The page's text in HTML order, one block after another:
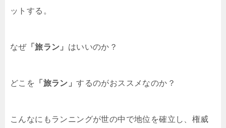
ットする。
なぜ「旅ラン」 はいいのか？
どこを 「旅ラン」するのがおススメなのか？
こんなにもランニングが世の中で地位を確立し、権威